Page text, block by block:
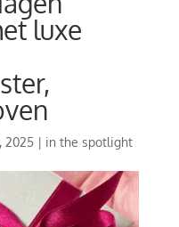
luxe
2025| in the spotlight